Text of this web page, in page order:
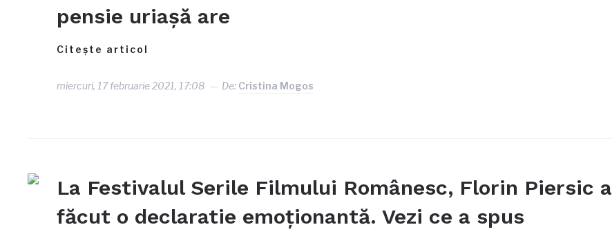
pensie uriașă are
Citește articol
miercuri, 17 februarie 2021, 17:08 De: Cristina Mogos
La Festivalul Serile Filmului Românesc, Florin Piersic a
făcut o declaratie emoționantă. Vezi ce a spus